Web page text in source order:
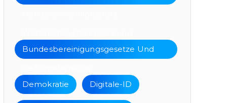
Bundesbereinigungsgesetze Und
Demokratie
Digitale-ID